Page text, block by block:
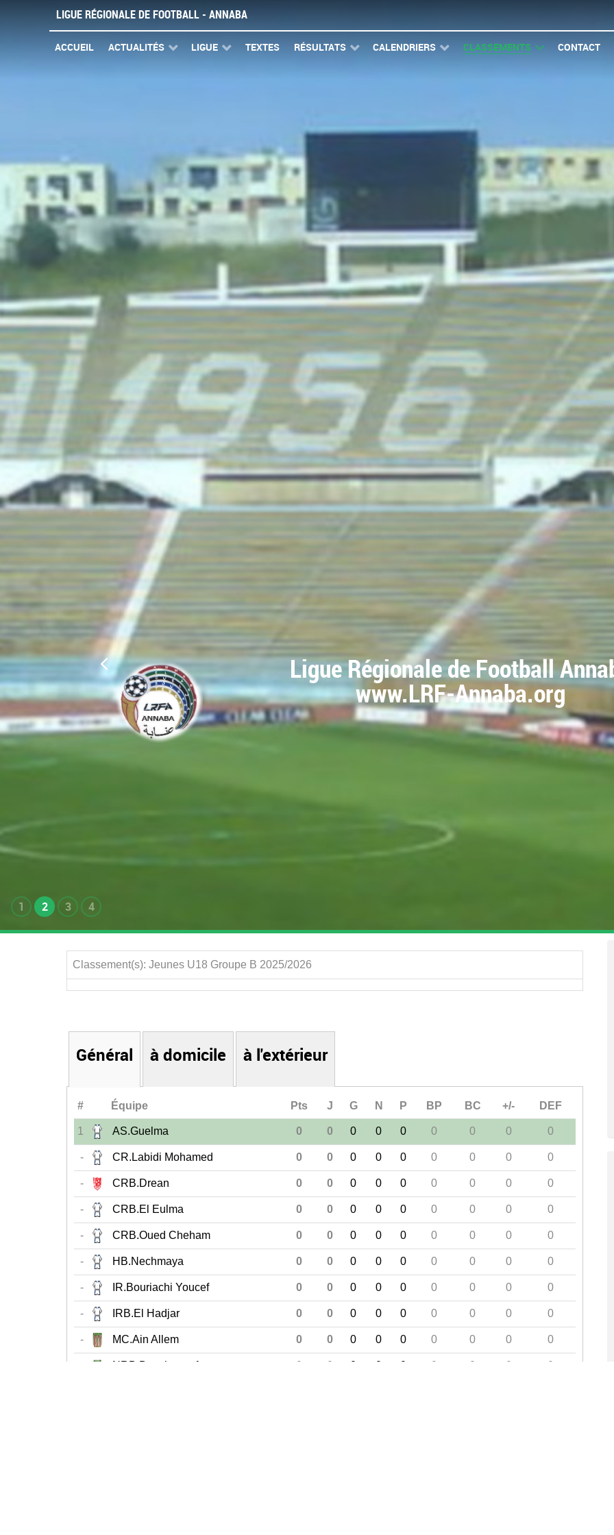
LIGUE RÉGIONALE DE FOOTBALL - ANNABA
ACCUEIL ACTUALITÉS LIGUE TEXTES RÉSULTATS CALENDRIERS CLASSEMENTS CONTACT
Ligue Régionale de Football
www.LRF-Annaba.org
1 2 3 4
Classement(s): Jeunes U18 Groupe B 2025/2026
Général à domicile à l'extérieur
# Équipe Pts J G N P BP BC +/- DEF
1 AS.Guelma 0 0 0 0 0 0 0 0 0
- CR.Labidi Mohamed 0 0 0 0 0 0 0 0 0
- CRB.Drean 0 0 0 0 0 0 0 0 0
- CRB.El Eulma 0 0 0 0 0 0 0 0 0
- CRB.Oued Cheham 0 0 0 0 0 0 0 0 0
- HB.Nechmaya 0 0 0 0 0 0 0 0 0
- IR.Bouriachi Youcef 0 0 0 0 0 0 0 0 0
- IRB.El Hadjar 0 0 0 0 0 0 0 0 0
- MC.Ain Allem 0 0 0 0 0 0 0 0 0
NRB.Bouchegouf 0 0 0 0 0 0 0 0 0